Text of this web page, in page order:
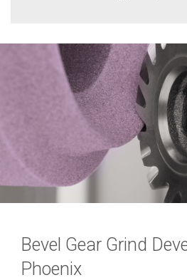
Bevel Gear Grind
Phoenix